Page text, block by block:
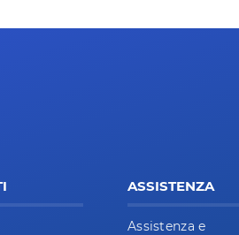
ASSISTENZA
Assistenza e